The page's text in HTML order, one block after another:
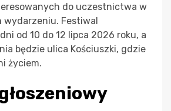
do uczestnictwa w
Festiwal
od 10 do 12 lipca 2026 roku, a
będzie ulica Kościuszki, gdzie
życiem.